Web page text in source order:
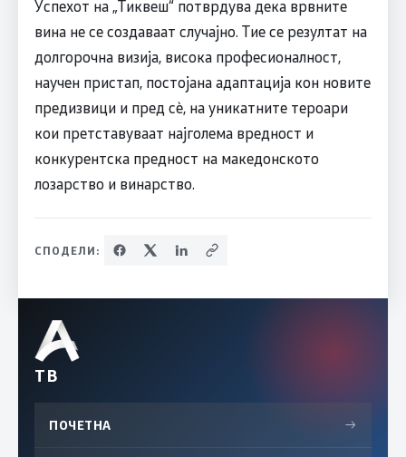
Успехот на „Тиквеш“ потврдува дека врвните
вина не се создаваат случајно. Тие се резултат на
долгорочна визија, висока професионалност,
научен пристап, постојана адаптација кон новите
предизвици и пред сè, на уникатните тероари
кои претставуваат најголема вредност и
конкурентска предност на македонското
лозарство и винарство.
СПОДЕЛИ:
ТВ
ПОЧЕТНА →